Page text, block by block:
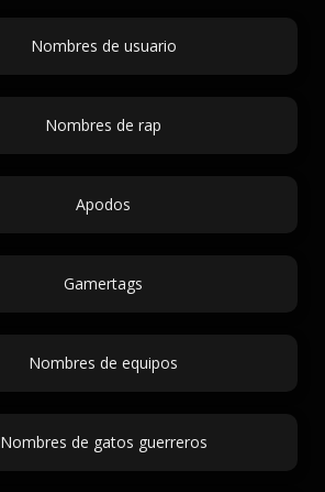
Nombres de usuario
Nombres de rap
Apodos
Gamertags
Nombres de equipos
Nombres de gatos guerreros